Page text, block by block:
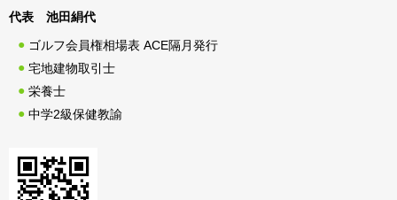
代表 池田絹代
ゴルフ会員権相場表 ACE隔月発行
宅地建物取引士
栄養士
中学2級保健教諭